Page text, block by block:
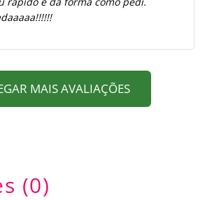
de 5
MAIS AVALIAÇÕES
(0)